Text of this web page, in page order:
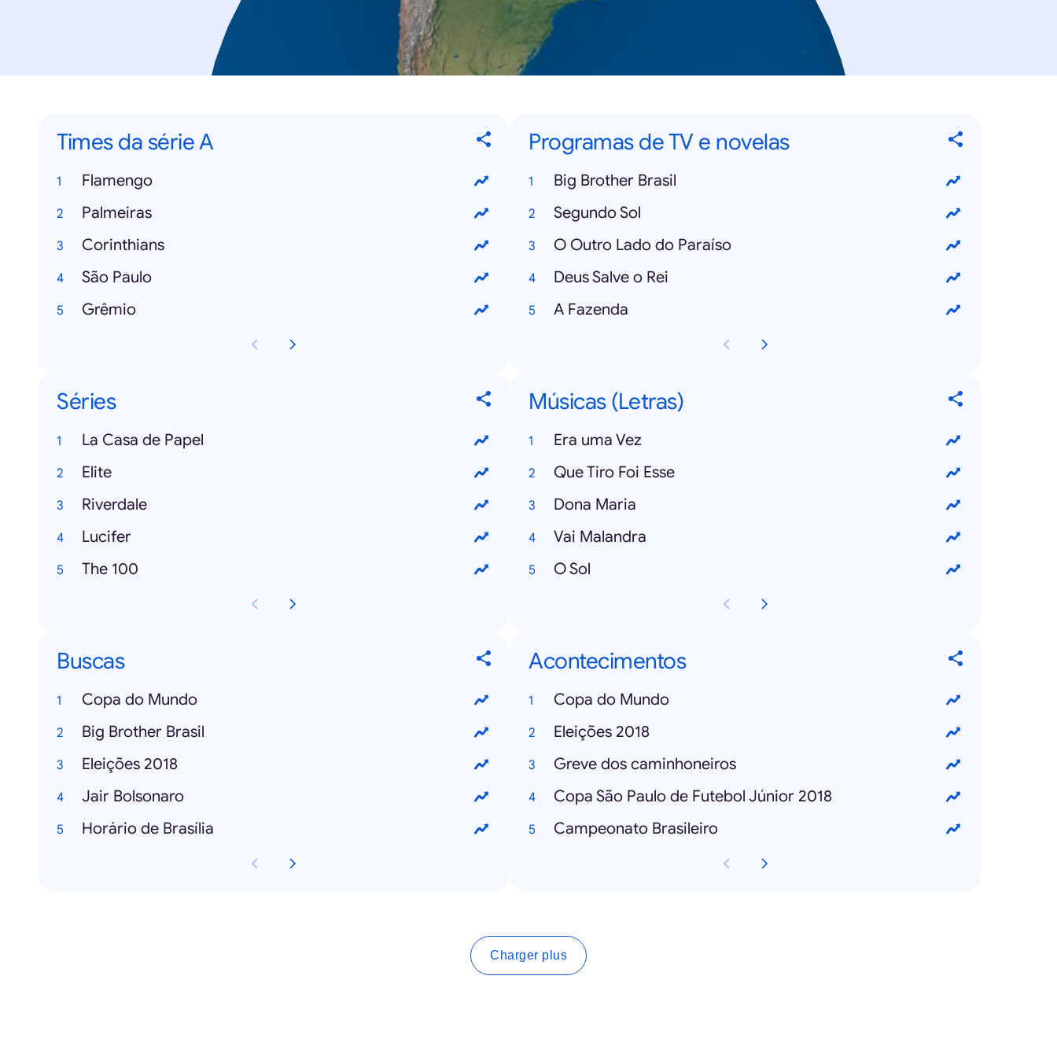
Times da série A
Flamengo
Palmeiras
Corinthians
São Paulo
Grêmio
Programas de TV e novelas
Big Brother Brasil
Segundo Sol
O Outro Lado do Paraíso
Deus Salve o Rei
A Fazenda
Séries
La Casa de Papel
Elite
Riverdale
Lucifer
The 100
Músicas (Letras)
Era uma Vez
Que Tiro Foi Esse
Dona Maria
Vai Malandra
O Sol
Buscas
Copa do Mundo
Big Brother Brasil
Eleições 2018
Jair Bolsonaro
Horário de Brasília
Acontecimentos
Copa do Mundo
Eleições 2018
Greve dos caminhoneiros
Copa São Paulo de Futebol Júnior 2018
Campeonato Brasileiro
Charger plus